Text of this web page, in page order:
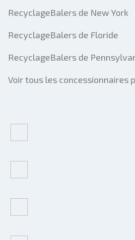
RecyclageBalers de New York
RecyclageBalers de Floride
RecyclageBalers de
Voir tous les concessionnaires